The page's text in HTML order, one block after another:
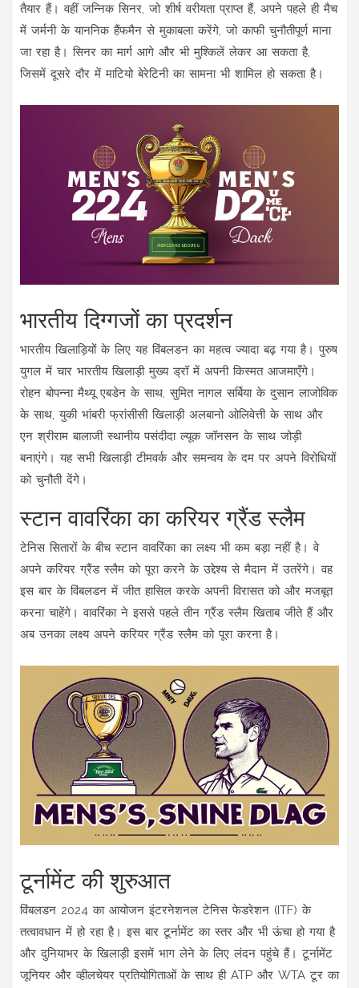
तैयार हैं। वहीं जन्निक सिनर, जो शीर्ष वरीयता प्राप्त हैं, अपने पहले ही मैच
में जर्मनी के याननिक हैंफमैन से मुकाबला करेंगे, जो काफी चुनौतीपूर्ण माना
जा रहा है। सिनर का मार्ग आगे और भी मुश्किलें लेकर आ सकता है,
जिसमें दूसरे दौर में माटियो बेरेटिनी का सामना भी शामिल हो सकता है।
भारतीय दिग्गजों का प्रदर्शन
भारतीय खिलाड़ियों के लिए यह विंबलडन का महत्व ज्यादा बढ़ गया है। पुरुष
युगल में चार भारतीय खिलाड़ी मुख्य ड्रॉ में अपनी किस्मत आजमाएँगे।
रोहन बोपन्ना मैथ्यू एबडेन के साथ, सुमित नागल सर्बिया के दुसान लाजोविक
के साथ, युकी भांबरी फ्रांसीसी खिलाड़ी अलबानो ओलिवेत्ती के साथ और
एन श्रीराम बालाजी स्थानीय पसंदीदा ल्यूक जॉनसन के साथ जोड़ी
बनाएंगे। यह सभी खिलाड़ी टीमवर्क और समन्वय के दम पर अपने विरोधियों
को चुनौती देंगे।
स्टान वावरिंका का करियर ग्रैंड स्लैम
टेनिस सितारों के बीच स्टान वावरिंका का लक्ष्य भी कम बड़ा नहीं है। वे
अपने करियर ग्रैंड स्लैम को पूरा करने के उद्देश्य से मैदान में उतरेंगे। वह
इस बार के विंबलडन में जीत हासिल करके अपनी विरासत को और मजबूत
करना चाहेंगे। वावरिंका ने इससे पहले तीन ग्रैंड स्लैम खिताब जीते हैं और
अब उनका लक्ष्य अपने करियर ग्रैंड स्लैम को पूरा करना है।
टूर्नामेंट की शुरुआत
विंबलडन 2024 का आयोजन इंटरनेशनल टेनिस फेडरेशन (ITF) के
तत्वावधान में हो रहा है। इस बार टूर्नामेंट का स्तर और भी ऊंचा हो गया है
और दुनियाभर के खिलाड़ी इसमें भाग लेने के लिए लंदन पहुंचे हैं। टूर्नामेंट
जूनियर और व्हीलचेयर प्रतियोगिताओं के साथ ही ATP और WTA टूर का